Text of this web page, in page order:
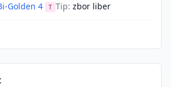
Golden 4 T Tip: zbor liber